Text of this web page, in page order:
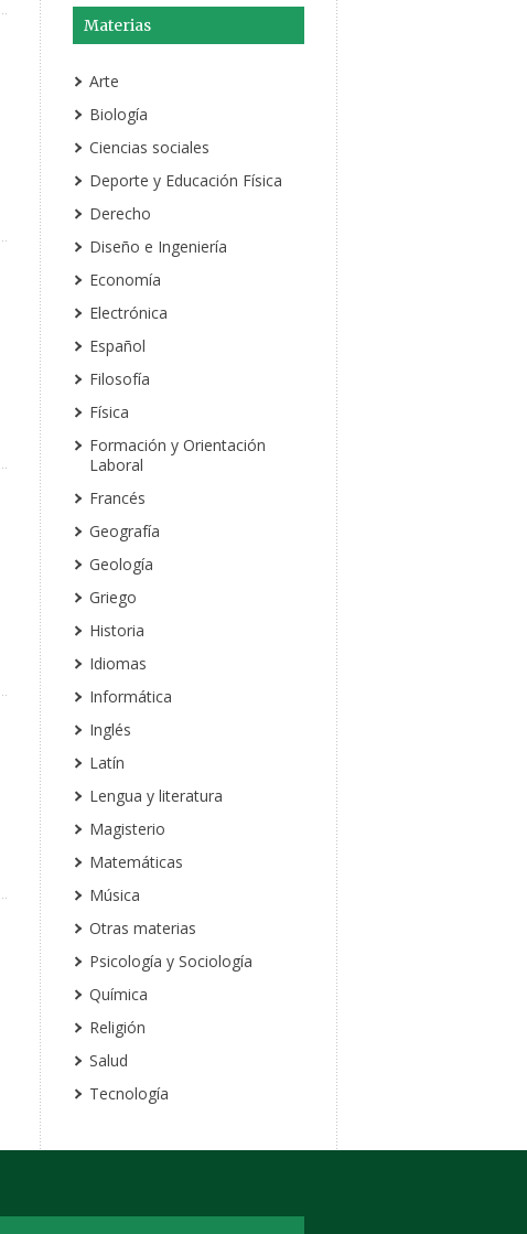
Materias
Arte
Biología
Ciencias sociales
Deporte y Educación Física
Derecho
Diseño e Ingeniería
Economía
Electrónica
Español
Filosofía
Física
Formación y Orientación
Laboral
Francés
Geografía
Geología
Griego
Historia
Idiomas
Informática
Inglés
Latín
Lengua y literatura
Magisterio
Matemáticas
Música
Otras materias
Psicología y Sociología
Química
Religión
Salud
Tecnología